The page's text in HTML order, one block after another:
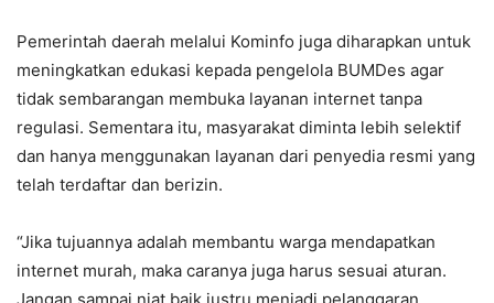
Pemerintah daerah melalui Kominfo juga diharapkan untuk
meningkatkan edukasi kepada pengelola BUMDes agar
tidak sembarangan membuka layanan internet tanpa
regulasi. Sementara itu, masyarakat diminta lebih selektif
dan hanya menggunakan layanan dari penyedia resmi yang
telah terdaftar dan berizin.
“Jika tujuannya adalah membantu warga mendapatkan
internet murah, maka caranya juga harus sesuai aturan.
Jangan sampai niat baik justru menjadi pelanggaran